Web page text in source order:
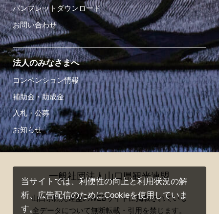
パンフレットダウンロード
お問い合わせ
法人のみなさまへ
コンベンション情報
補助金・助成金
入札・公募
お知らせ
一般社団法人山口県観光連盟
山口県観光連盟のWEBサイトに掲載されている
全データについて無断転載・引用を禁じます。
当サイトでは、利便性の向上と利用状況の解
析、広告配信のためにCookieを使用していま
す。